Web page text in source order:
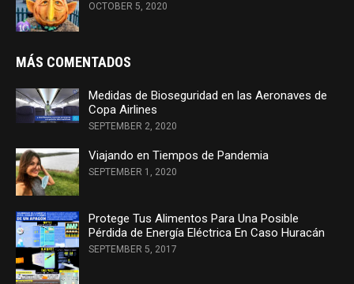
OCTOBER 5, 2020
MÁS COMENTADOS
Medidas de Bioseguridad en las Aeronaves de
Copa Airlines
SEPTEMBER 2, 2020
Viajando en Tiempos de Pandemia
SEPTEMBER 1, 2020
Protege Tus Alimentos Para Una Posible
Pérdida de Energía Eléctrica En Caso Huracán
SEPTEMBER 5, 2017